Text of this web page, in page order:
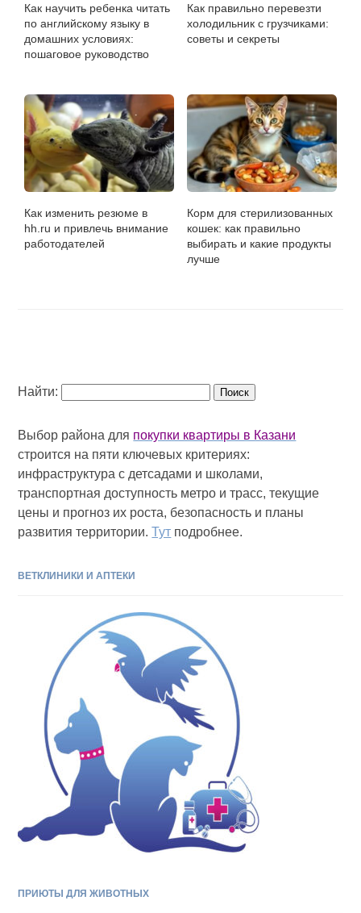
Как научить ребенка читать
по английскому языку в
домашних условиях:
пошаговое руководство
Как правильно перевезти
холодильник с грузчиками:
советы и секреты
Как изменить резюме в
hh.ru и привлечь внимание
работодателей
Корм для стерилизованных
кошек: как правильно
выбирать и какие продукты
лучше
Найти:
Выбор района для покупки квартиры в Казани
строится на пяти ключевых критериях:
инфраструктура с детсадами и школами,
транспортная доступность метро и трасс, текущие
цены и прогноз их роста, безопасность и планы
развития территории.Тут подробнее.
ВЕТКЛИНИКИ И АПТЕКИ
ПРИЮТЫ ДЛЯ ЖИВОТНЫХ